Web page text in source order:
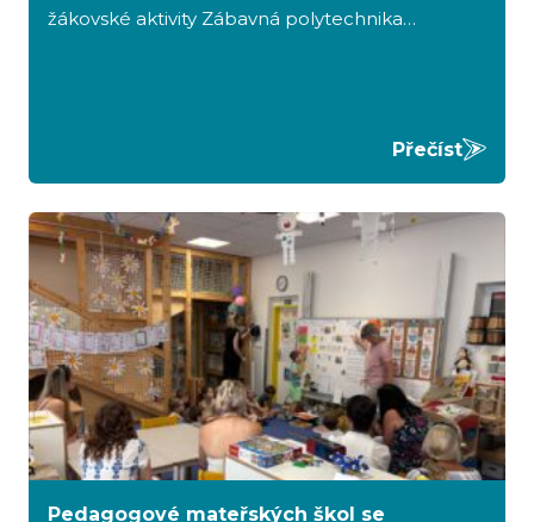
žákovské aktivity Zábavná polytechnika…
Přečíst
Pedagogové mateřských škol se